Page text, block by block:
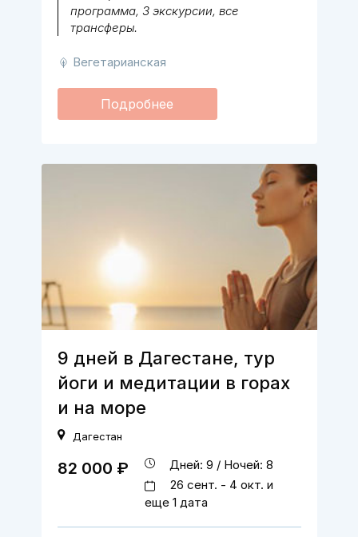
программа, 3 экскурсии, все
трансферы.
Вегетарианская
Подробнее
9 дней в Дагестане, тур
йоги и медитации в горах
и на море
Дагестан
82 000 ₽
Дней: 9 / Ночей: 8
26 сент. - 4 окт. и
еще 1 дата